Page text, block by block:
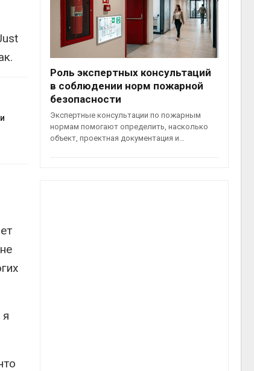
Роль экспертных консультаций
в соблюдении норм пожарной
безопасности
Экспертные консультации по пожарным
нормам помогают определить, насколько
объект, проектная документация и…